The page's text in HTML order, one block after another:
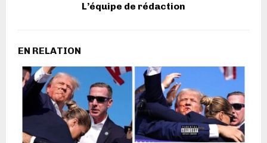
L’équipe de rédaction
EN RELATION